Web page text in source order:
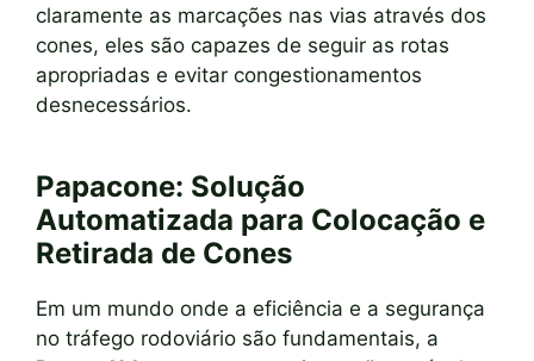
claramente as marcações nas vias através dos
cones, eles são capazes de seguir as rotas
apropriadas e evitar congestionamentos
desnecessários.
Papacone: Solução
Automatizada para Colocação e
Retirada de Cones
Em um mundo onde a eficiência e a segurança
no tráfego rodoviário são fundamentais, a